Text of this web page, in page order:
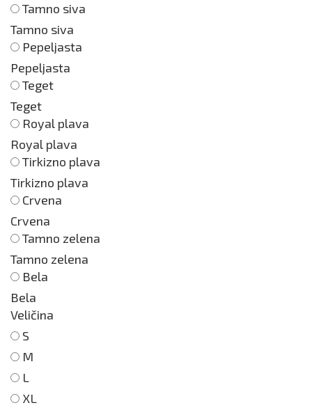
Tamno siva
Tamno siva
Pepeljasta
Pepeljasta
Teget
Teget
Royal plava
Royal plava
Tirkizno plava
Tirkizno plava
Crvena
Crvena
Tamno zelena
Tamno zelena
Bela
Bela
Veličina
S
M
L
XL